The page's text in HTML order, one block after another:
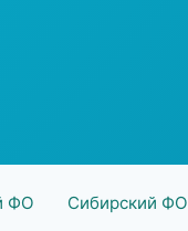
ФО Сибирский ФО